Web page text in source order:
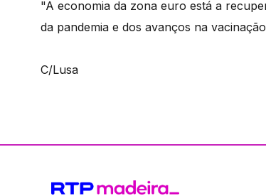
"A economia da zona euro está a
da pandemia e dos avanços na
C/Lusa